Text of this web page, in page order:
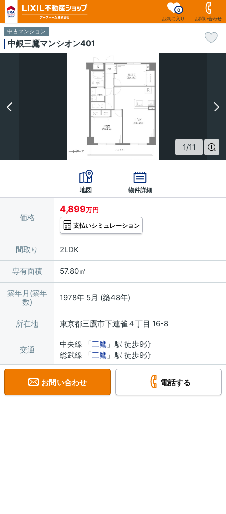
お気に入り
0
お問い合わせ
中古マンション
中銀三鷹マンシオン401
1/11
地図 物件詳細
価格
4,899万円
支払いシミュレーション
間取り 2LDK
専有面積 57.80㎡
築年月(築年
数)
1978年 5月 (築48年)
所在地 東京都三鷹市下連雀４丁目 16-8
交通
中央線 「三鷹 」駅 徒歩9分
総武線 「三鷹 」駅 徒歩9分
お問い合わせ 電話する